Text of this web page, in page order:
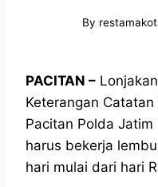
By
PACITAN –
Keterangan Catatan
Pacitan Polda
harus bekerja
hari mulai dari hari